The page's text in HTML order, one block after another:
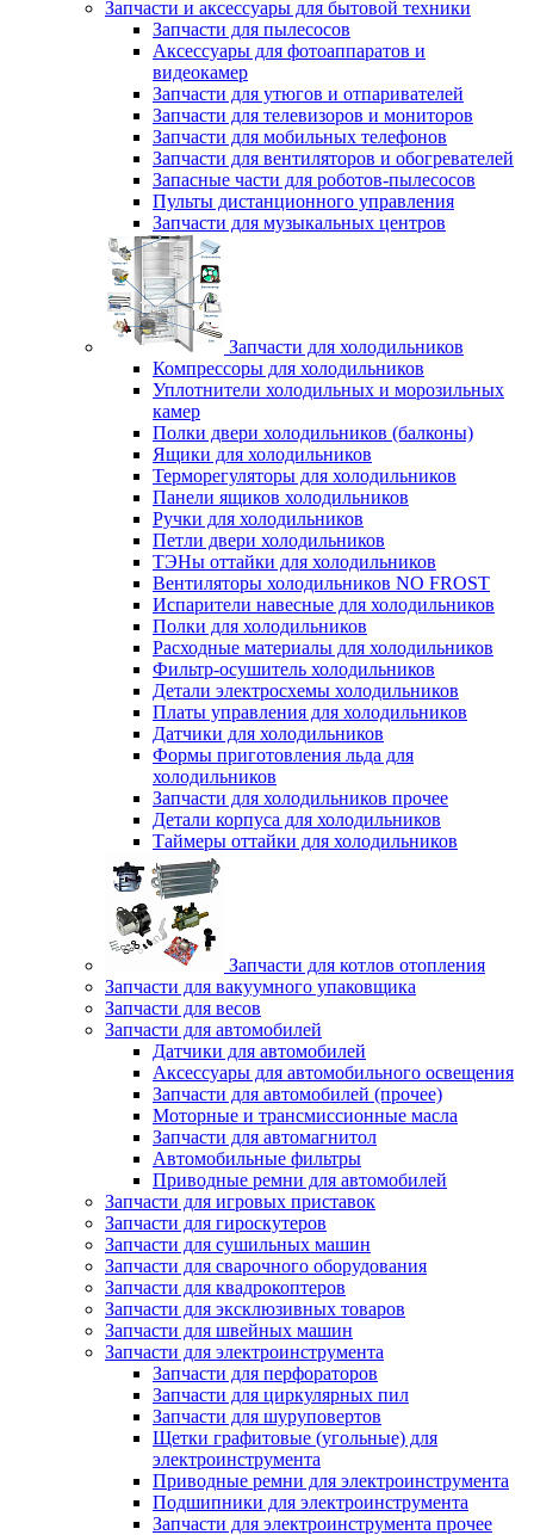
Запчасти и аксессуары для бытовой техники
Запчасти для пылесосов
Аксессуары для фотоаппаратов и
видеокамер
Запчасти для утюгов и отпаривателей
Запчасти для телевизоров и мониторов
Запчасти для мобильных телефонов
Запчасти для вентиляторов и обогревателей
Запасные части для роботов-пылесосов
Пульты дистанционного управления
Запчасти для музыкальных центров
Запчасти для холодильников
Компрессоры для холодильников
Уплотнители холодильных и морозильных
камер
Полки двери холодильников (балконы)
Ящики для холодильников
Терморегуляторы для холодильников
Панели ящиков холодильников
Ручки для холодильников
Петли двери холодильников
ТЭНы оттайки для холодильников
Вентиляторы холодильников NO FROST
Испарители навесные для холодильников
Полки для холодильников
Расходные материалы для холодильников
Фильтр-осушитель холодильников
Детали электросхемы холодильников
Платы управления для холодильников
Датчики для холодильников
Формы приготовления льда для
холодильников
Запчасти для холодильников прочее
Детали корпуса для холодильников
Таймеры оттайки для холодильников
Запчасти для котлов отопления
Запчасти для вакуумного упаковщика
Запчасти для весов
Запчасти для автомобилей
Датчики для автомобилей
Аксессуары для автомобильного освещения
Запчасти для автомобилей (прочее)
Моторные и трансмиссионные масла
Запчасти для автомагнитол
Автомобильные фильтры
Приводные ремни для автомобилей
Запчасти для игровых приставок
Запчасти для гироскутеров
Запчасти для сушильных машин
Запчасти для сварочного оборудования
Запчасти для квадрокоптеров
Запчасти для эксклюзивных товаров
Запчасти для швейных машин
Запчасти для электроинструмента
Запчасти для перфораторов
Запчасти для циркулярных пил
Запчасти для шуруповертов
Щетки графитовые (угольные) для
электроинструмента
Приводные ремни для электроинструмента
Подшипники для электроинструмента
Запчасти для электроинструмента прочее